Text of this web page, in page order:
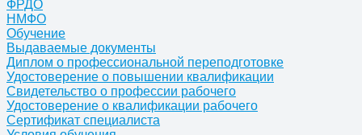
ФРДО
НМФО
Обучение
Выдаваемые документы
Диплом о профессиональной переподготовке
Удостоверение о повышении квалификации
Свидетельство о профессии рабочего
Удостоверение о квалификации рабочего
Сертификат специалиста